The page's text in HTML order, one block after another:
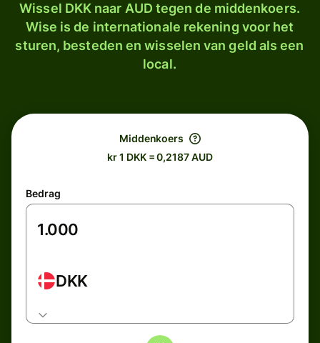
Wissel DKK naar AUD tegen de middenkoers.
Wise is de internationale rekening voor het
sturen, besteden en wisselen van geld als een
local.
Middenkoers
kr 1 DKK = 0,2187 AUD
Bedrag
DKK